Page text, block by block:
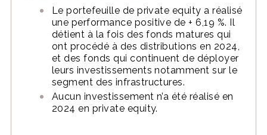
Le portefeuille de private equity a réalisé
une performance positive de + 6,19 %. Il
détient à la fois des fonds matures qui
ont procédé à des distributions en 2024,
et des fonds qui continuent de déployer
leurs investissements notamment sur le
segment des infrastructures.
Aucun investissement n’a été réalisé en
2024 en private equity.